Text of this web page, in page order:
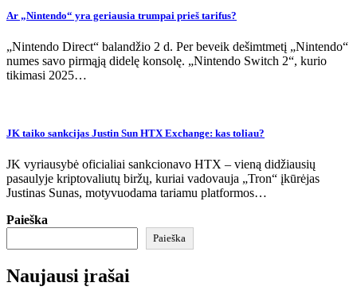
Ar „Nintendo“ yra geriausia trumpai prieš tarifus?
„Nintendo Direct“ balandžio 2 d. Per beveik dešimtmetį „Nintendo“
numes savo pirmąją didelę konsolę. „Nintendo Switch 2“, kurio
tikimasi 2025…
JK taiko sankcijas Justin Sun HTX Exchange: kas toliau?
JK vyriausybė oficialiai sankcionavo HTX – vieną didžiausių
pasaulyje kriptovaliutų biržų, kuriai vadovauja „Tron“ įkūrėjas
Justinas Sunas, motyvuodama tariamu platformos…
Paieška
Paieška
Naujausi įrašai